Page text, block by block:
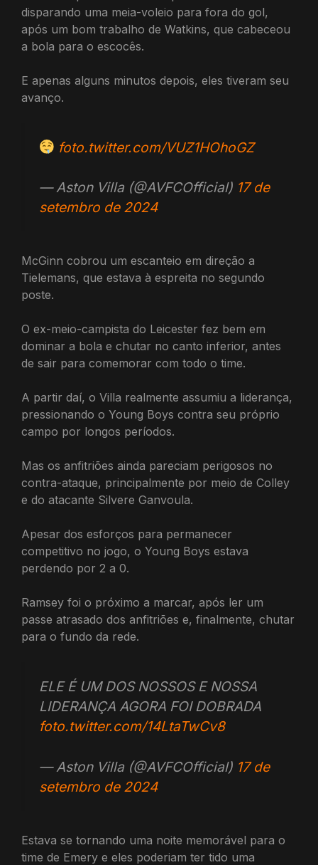
disparando uma meia-voleio para fora do gol,
após um bom trabalho de Watkins, que cabeceou
a bola para o escocês.
E apenas alguns minutos depois, eles tiveram seu
avanço.
foto.twitter.com/VUZ1HOhoGZ
— Aston Villa (@AVFCOfficial) 17 de
setembro de 2024
McGinn cobrou um escanteio em direção a
Tielemans, que estava à espreita no segundo
poste.
O ex-meio-campista do Leicester fez bem em
dominar a bola e chutar no canto inferior, antes
de sair para comemorar com todo o time.
A partir daí, o Villa realmente assumiu a liderança,
pressionando o Young Boys contra seu próprio
campo por longos períodos.
Mas os anfitriões ainda pareciam perigosos no
contra-ataque, principalmente por meio de Colley
e do atacante Silvere Ganvoula.
Apesar dos esforços para permanecer
competitivo no jogo, o Young Boys estava
perdendo por 2 a 0.
Ramsey foi o próximo a marcar, após ler um
passe atrasado dos anfitriões e, finalmente, chutar
para o fundo da rede.
ELE É UM DOS NOSSOS E NOSSA
LIDERANÇA AGORA FOI DOBRADA
foto.twitter.com/14LtaTwCv8
— Aston Villa (@AVFCOfficial) 17 de
setembro de 2024
Estava se tornando uma noite memorável para o
time de Emery e eles poderiam ter tido uma